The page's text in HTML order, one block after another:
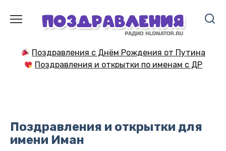
содержанию
Поздравления с Днём Рождения от Путина
Поздравления и открытки по именам с ДР
Поздравления и открытки для
имени Иман